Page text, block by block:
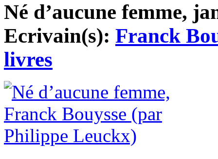
Né d’aucune femme,
Ecrivain(s): Franck
livres